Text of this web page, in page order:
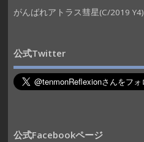
がんばれアトラス彗星(C/2019 Y4)
公式Twitter
公式Facebookページ